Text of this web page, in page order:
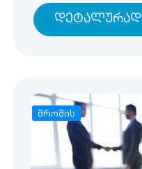
Დეტალურად
შრომის